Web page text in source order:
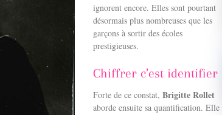
ignorent encore. Elles sont pourtant
désormais plus nombreuses que les
garçons à sortir des écoles
prestigieuses.
Chiffrer c’est identifier
Forte de ce constat, Brigitte Rollet
aborde ensuite sa quantification. Elle